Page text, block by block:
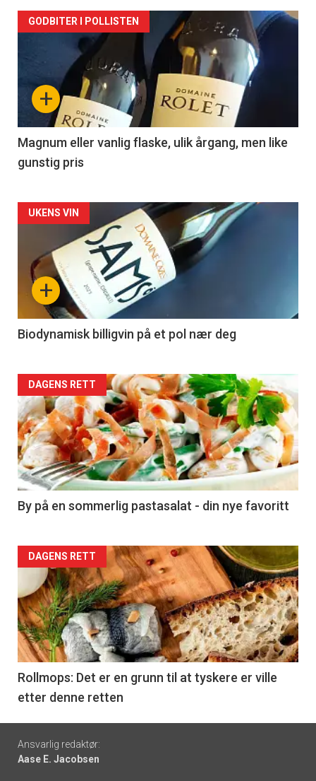
Forsiden
akkurat
nå
3
+
GODBITER I POLLISTEN
Magnum eller vanlig flaske, ulik årgang, men like
gunstig pris
Forsiden
akkurat
nå
4
+
UKENS VIN
Biodynamisk billigvin på et pol nær deg
Forsiden
akkurat
nå
-
5
DAGENS RETT
By på en sommerlig pastasalat - din nye favoritt
Forsiden
akkurat
nå
-
6
DAGENS RETT
Rollmops: Det er en grunn til at tyskere er ville
etter denne retten
Footer
-
Ansvarlig redaktør:
Aase E. Jacobsen